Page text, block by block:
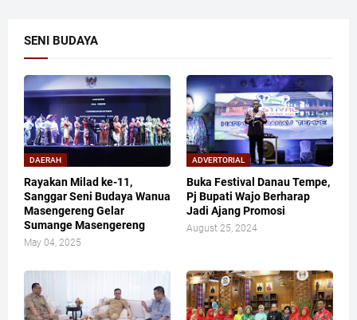
SENI BUDAYA
DAERAH
Rayakan Milad ke-11,
Sanggar Seni Budaya Wanua
Masengereng Gelar
Sumange Masengereng
May 04, 2025
ADVERTORIAL
Buka Festival Danau Tempe,
Pj Bupati Wajo Berharap
Jadi Ajang Promosi
August 25, 2024